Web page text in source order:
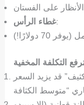
غطاء الرأس:
قد يزيد السعر